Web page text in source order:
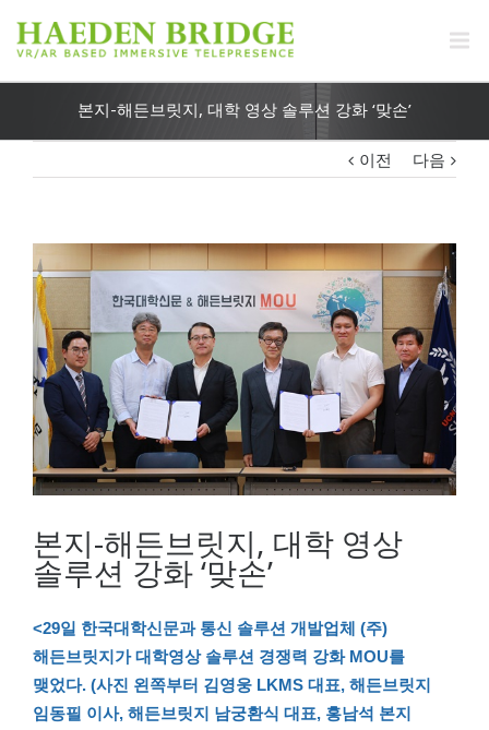
본지-해든브릿지, 대학 영상 솔루션 강화 ‘맞손’
이전 다음
본지-해든브릿지, 대학 영상
솔루션 강화 ‘맞손’
<29일 한국대학신문과 통신 솔루션 개발업체 (주)
해든브릿지가 대학영상 솔루션 경쟁력 강화 MOU를
맺었다. (사진 왼쪽부터 김영웅 LKMS 대표, 해든브릿지
임동필 이사, 해든브릿지 남궁환식 대표, 홍남석 본지